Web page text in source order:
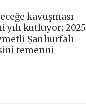
kavuşması
kutluyor; 2025
Şanlıurfalı
temenni